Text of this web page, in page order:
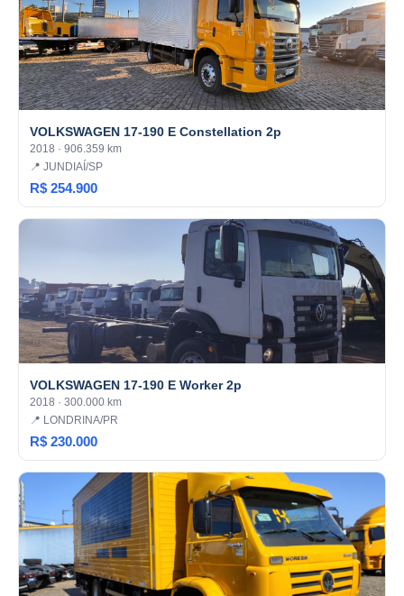
VOLKSWAGEN 17-190 E Constellation 2p
2018 · 906.359 km
📍 JUNDIAÍ/SP
R$ 254.900
VOLKSWAGEN 17-190 E Worker 2p
2018 · 300.000 km
📍 LONDRINA/PR
R$ 230.000